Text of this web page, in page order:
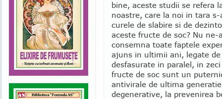
bine, aceste studii se refera
noastre, care la noi in tara
curele de slabire si de
aceste fructe de soc? Nu
consemna toate faptele
ajuns in ultimii ani, legate
desfasurate in paralel, in
fructe de soc sunt un
antivirale de ultima
degenerative, la prevenirea